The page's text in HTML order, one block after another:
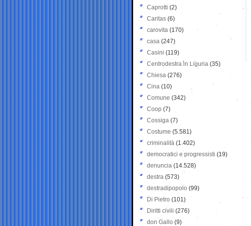
Caprotti (2)
Caritas (6)
carovita (170)
casa (247)
Casini (119)
Centrodestra in Liguria (35)
Chiesa (276)
Cina (10)
Comune (342)
Coop (7)
Cossiga (7)
Costume (5.581)
criminalità (1.402)
democratici e progressisti (19)
denuncia (14.528)
destra (573)
destradipopolo (99)
Di Pietro (101)
Diritti civili (276)
don Gallo (9)